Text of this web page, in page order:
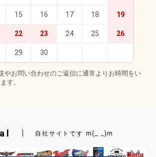
15 16 17 18 19
22 23 24 25 26
29 30
やお問い合わせのご返信に通常よりお時間をい
す。
自社サイトです m(_ _)m